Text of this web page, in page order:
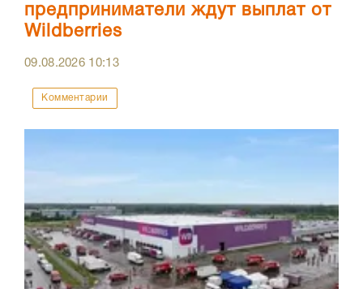
предприниматели ждут выплат от
Wildberries
09.08.2026 10:13
Комментарии